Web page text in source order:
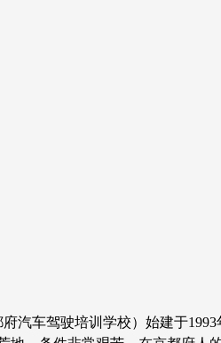
车驾驶培训学校）始建于